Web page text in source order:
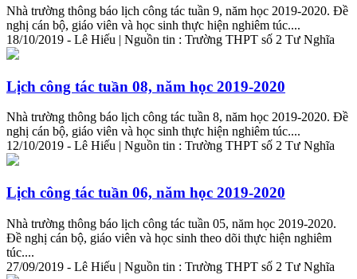
Nhà trường thông báo lịch công tác tuần 9, năm học 2019-2020. Đề
nghị cán bộ, giáo viên và học sinh thực hiện nghiêm túc....
18/10/2019 - Lê Hiếu | Nguồn tin : Trường THPT số 2 Tư Nghĩa
Lịch công tác tuần 08, năm học 2019-2020
Nhà trường thông báo lịch công tác tuần 8, năm học 2019-2020. Đề
nghị cán bộ, giáo viên và học sinh thực hiện nghiêm túc....
12/10/2019 - Lê Hiếu | Nguồn tin : Trường THPT số 2 Tư Nghĩa
Lịch công tác tuần 06, năm học 2019-2020
Nhà trường thông báo lịch công tác tuần 05, năm học 2019-2020.
Đề nghị cán bộ, giáo viên và học sinh theo dõi thực hiện nghiêm
túc....
27/09/2019 - Lê Hiếu | Nguồn tin : Trường THPT số 2 Tư Nghĩa